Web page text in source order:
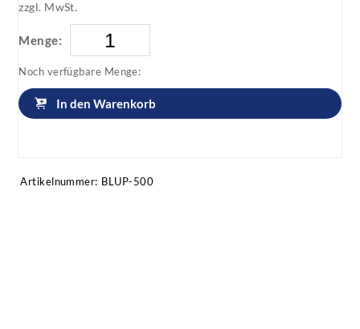
zzgl. MwSt.
Menge:
Noch verfügbare Menge:
In den Warenkorb
Artikelnummer: BLUP-500